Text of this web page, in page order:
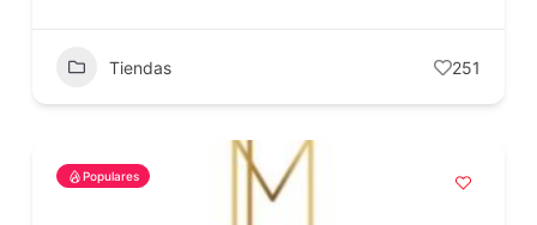
Tiendas 251
Populares